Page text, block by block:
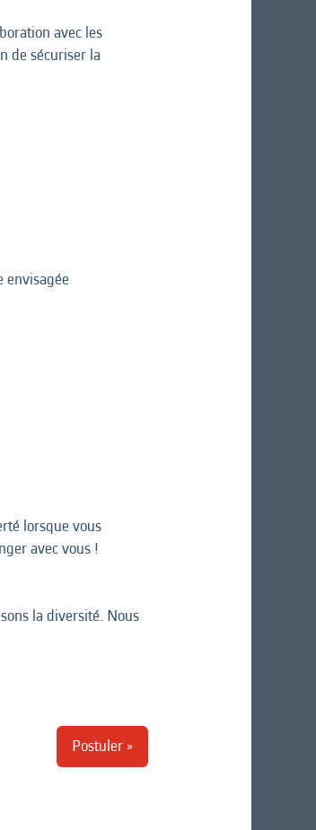
avec les
de sécuriser la
envisagée
lorsque vous
avec vous !
la diversité. Nous
Postuler »